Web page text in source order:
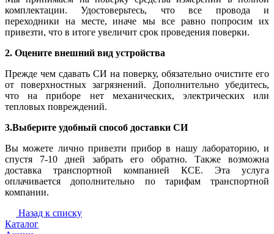
комплектации. Удостоверьтесь, что все провода и
переходники на месте, иначе мы все равно попросим их
привезти, что в итоге увеличит срок проведения поверки.
2. Оцените внешний вид устройства
Прежде чем сдавать СИ на поверку, обязательно очистите его
от поверхностных загрязнений. Дополнительно убедитесь,
что на приборе нет механических, электрических или
тепловых повреждений.
3.Выберите удобный способ доставки СИ
Вы можете лично привезти прибор в нашу лабораторию, и
спустя 7-10 дней забрать его обратно. Также возможна
доставка транспортной компанией КСЕ. Эта услуга
оплачивается дополнительно по тарифам транспортной
компании.
Назад к списку
Каталог